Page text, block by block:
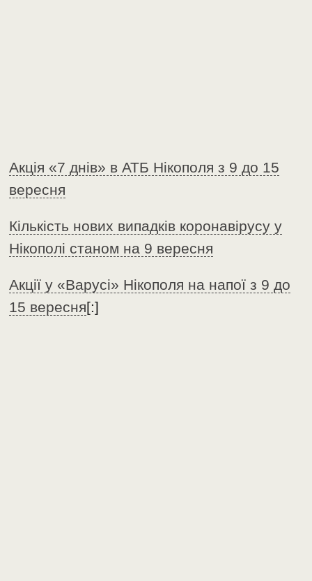
Акція «7 днів» в АТБ Нікополя з 9 до 15
вересня
Кількість нових випадків коронавірусу у
Нікополі станом на 9 вересня
Акції у «Варусі» Нікополя на напої з 9 до
15 вересня[:]